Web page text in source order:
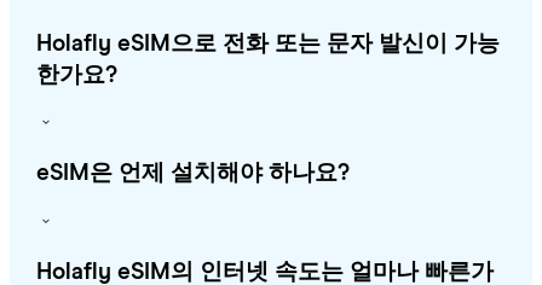
Holafly eSIM으로 전화 또는 문자 발신이 가능
한가요?
eSIM은 언제 설치해야 하나요?
Holafly eSIM의 인터넷 속도는 얼마나 빠른가